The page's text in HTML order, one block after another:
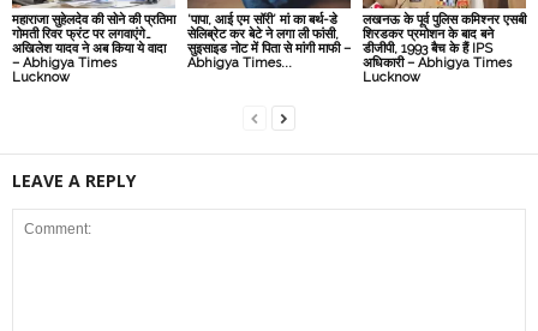
महाराजा सुहेलदेव की सोने की प्रतिमा
गोमती रिवर फ्रंट पर लगवाएंगे…
अखिलेश यादव ने अब किया ये वादा
– Abhigya Times
Lucknow
‘पापा, आई एम सॉरी’ मां का बर्थ-डे
सेलिब्रेट कर बेटे ने लगा ली फांसी,
सुइसाइड नोट में पिता से मांगी माफी –
Abhigya Times...
लखनऊ के पूर्व पुलिस कमिश्नर एसबी
शिरडकर प्रमोशन के बाद बने
डीजीपी, 1993 बैच के हैं IPS
अधिकारी – Abhigya Times
Lucknow
LEAVE A REPLY